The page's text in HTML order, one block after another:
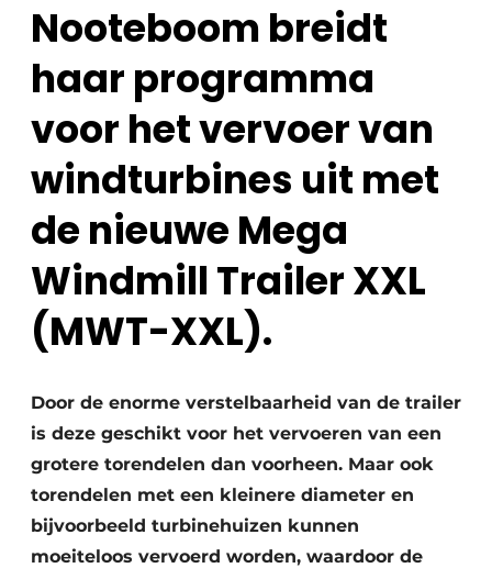
Nooteboom breidt
haar programma
voor het vervoer van
windturbines uit met
de nieuwe Mega
Windmill Trailer XXL
(MWT-XXL).
Door de enorme verstelbaarheid van de trailer
is deze geschikt voor het vervoeren van een
grotere torendelen dan voorheen. Maar ook
torendelen met een kleinere diameter en
bijvoorbeeld turbinehuizen kunnen
moeiteloos vervoerd worden, waardoor de